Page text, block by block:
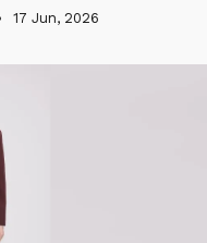
17 Jun, 2026